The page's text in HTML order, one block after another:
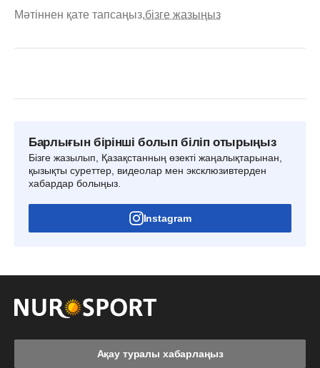
Мәтіннен қате тапсаңыз,бізге жазыңыз
Барлығын бірінші болып біліп отырыңыз
Бізге жазылып, Қазақстанның өзекті жаңалықтарынан,
қызықты суреттер, видеолар мен эксклюзивтерден
хабардар болыңыз.
Instagram
Ақау туралы хабарлаңыз